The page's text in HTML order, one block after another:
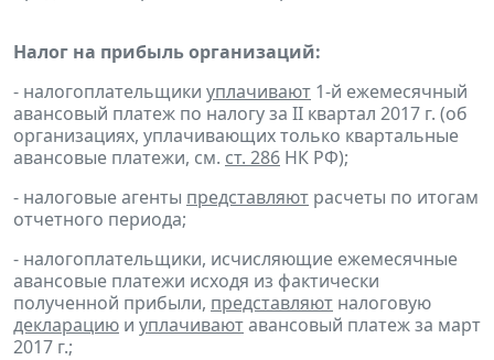
Налог на прибыль организаций:
- налогоплательщики уплачивают 1-й ежемесячный
авансовый платеж по налогу за II квартал 2017 г. (об
организациях, уплачивающих только квартальные
авансовые платежи, см. ст. 286 НК РФ);
- налоговые агенты представляют расчеты по итогам
отчетного периода;
- налогоплательщики, исчисляющие ежемесячные
авансовые платежи исходя из фактически
полученной прибыли, представляют налоговую
декларацию и уплачиваютавансовый платеж за март
2017 г.;